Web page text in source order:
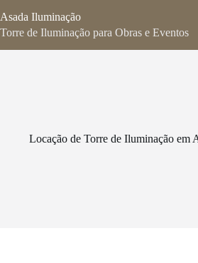
para
o
Asada Iluminação
Torre de Iluminação para Obras e Eventos
Locação de Torre de Iluminação em